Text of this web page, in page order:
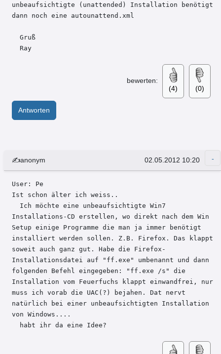
unbeaufsichtigte (unattended) Installation benötigt
dann noch eine autounattend.xml
  Ray
bewerten:
(4)
(0)
Antworten
✍anonym 02.05.2012 10:20
User: Pe
Ist schon älter ich weiss..
Installations-CD erstellen, wo direkt nach dem Win
Setup einige Programme die man ja immer benötigt
installiert werden sollen. Z.B. Firefox. Das klappt
soweit auch ganz gut. Habe die Firefox-
Installationsdatei auf "ff.exe" umbenannt und dann
folgenden Befehl eingegeben: "ff.exe /s" die
Installation vom Feuerfuchs klappt einwandfrei, nur
muss ich vorab die UAC(?) bejahen. Dat nervt
natürlich bei einer unbeaufsichtigten Installation
von Windows....
  habt ihr da eine Idee?